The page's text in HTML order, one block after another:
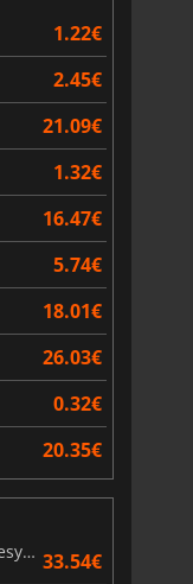
1.22€
2.45€
21.09€
1.32€
16.47€
5.74€
18.01€
26.03€
0.32€
20.35€
Assassin's Creed Black Flag Resynced 33.54€